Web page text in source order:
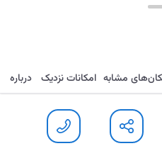
ارسال تماس مشابه امکانات نزدیک درباره